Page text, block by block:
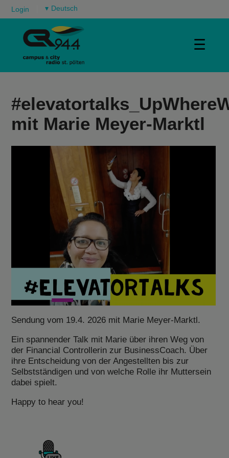
Login ▾
☰
mit Marie Meyer-Marktl
Sendung vom 19.4. 2026 mit Marie Meyer-Marktl.
Ein spannender Talk mit Marie über ihren Weg von
der Financial Controllerin zur BusinessCoach. Über
ihre Entscheidung von der Angestellten bis zur
Selbstständigen und von welche Rolle ihr Muttersein
dabei spielt.
Happy to hear you!